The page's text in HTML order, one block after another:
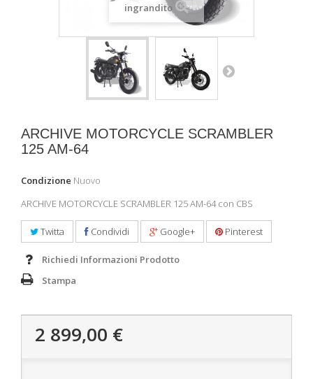
ingrandito
ARCHIVE MOTORCYCLE SCRAMBLER
125 AM-64
Condizione Nuovo
ARCHIVE MOTORCYCLE SCRAMBLER 125 AM-64 con CBS
Twitta Condividi Google+ Pinterest
Richiedi Informazioni Prodotto
Stampa
2 899,00 €